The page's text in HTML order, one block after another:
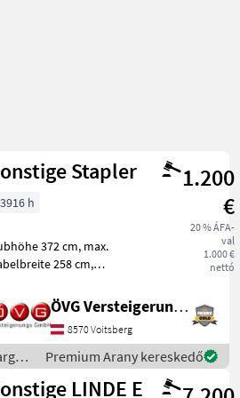
Stapler
1.200
€
20 % ÁFA-
val
1.000 €
nettó
h
372 cm, max.
258 cm,
Targonca
ÖVG Versteigerungen
8570 Voitsberg
Premium Arany kereskedő
LINDE E